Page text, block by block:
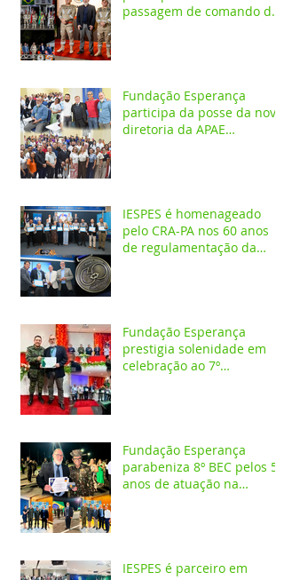
passagem de comando do
Fundação Esperança
participa da posse da nova
diretoria da APAE
IESPES é homenageado
pelo CRA-PA nos 60 anos
de regulamentação da
Fundação Esperança
prestigia solenidade em
celebração ao 7º
Fundação Esperança
parabeniza 8º BEC pelos 55
anos de atuação na
IESPES é parceiro em